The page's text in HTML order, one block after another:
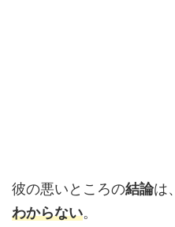
彼の悪いところの結論は、
わからない。